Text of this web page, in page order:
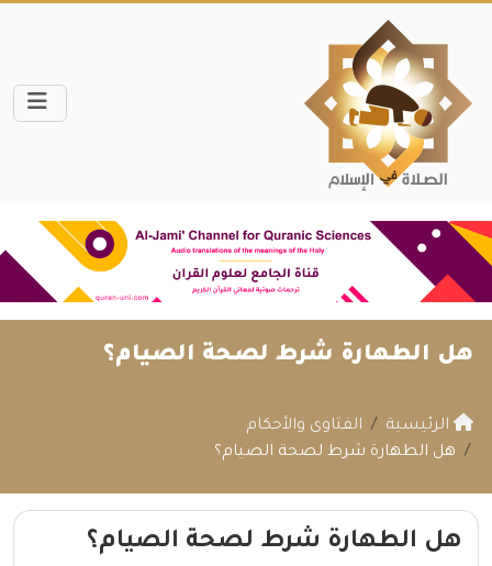
هل الطهارة شرط لصحة الصيام؟
الرئيسية
الفتاوى والأحكام
هل الطهارة شرط لصحة الصيام؟
هل الطهارة شرط لصحة الصيام؟